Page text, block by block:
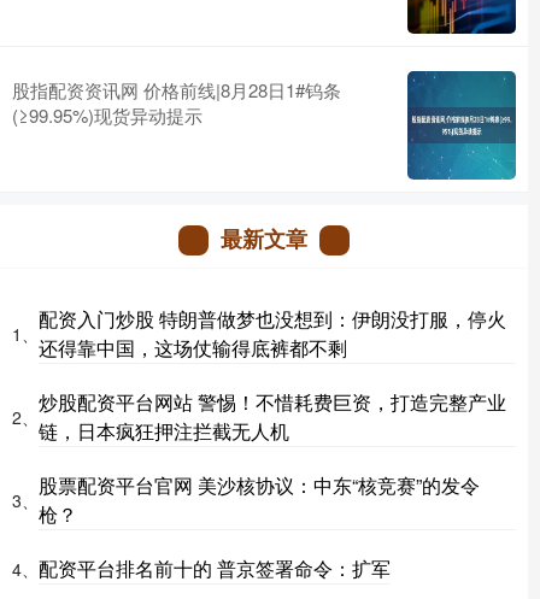
股指配资资讯网 价格前线|8月28日1#钨条
(≥99.95%)现货异动提示
最新文章
1、
配资入门炒股 特朗普做梦也没想到：伊朗没打服，停火
还得靠中国，这场仗输得底裤都不剩
2、
炒股配资平台网站 警惕！不惜耗费巨资，打造完整产业
链，日本疯狂押注拦截无人机
3、
股票配资平台官网 美沙核协议：中东“核竞赛”的发令
枪？
4、 配资平台排名前十的 普京签署命令：扩军